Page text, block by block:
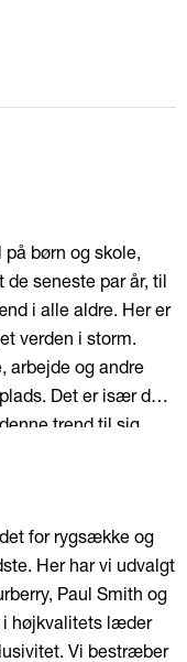
børn og skole,
seneste par år, til
i alle aldre. Her er
verden i storm.
arbejde og andre
Det er især de
trend til sig.
for rygsække og
Her har vi udvalgt
Paul Smith og
højkvalitets læder
Vi bestræber